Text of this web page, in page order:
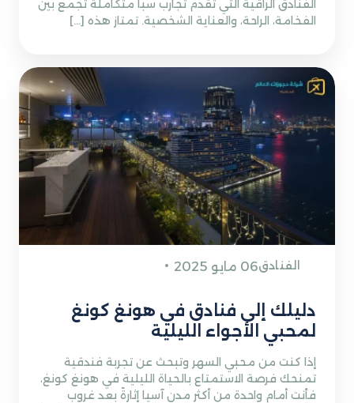
الفنادق الراقية التي تقدم تجارب سبا متكاملة تجمع بين
الفخامة، الراحة، والعناية الشخصية. تمتاز هذه […]
الفنادق06 مايو 2025
دليلك إلى فنادق في هونغ كونغ
لمحبي الأجواء الليلية
إذا كنت من محبي السهر وتبحث عن تجربة فندقية
تمنحك فرصة الاستمتاع بالحياة الليلية في هونغ كونغ،
فأنت أمام واحدة من أكثر مدن آسيا إثارةً بعد غروب